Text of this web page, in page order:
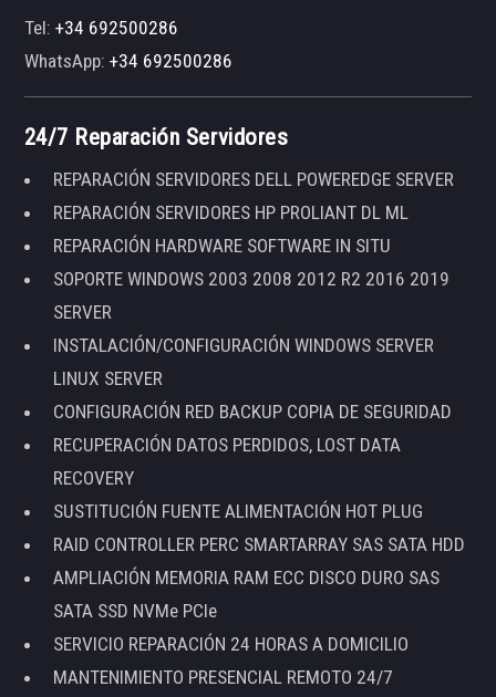
Tel:+34 692500286
WhatsApp:+34 692500286
24/7 Reparación Servidores
REPARACIÓN SERVIDORES DELL POWEREDGE SERVER
REPARACIÓN SERVIDORES HP PROLIANT DL ML
REPARACIÓN HARDWARE SOFTWARE IN SITU
SOPORTE WINDOWS 2003 2008 2012 R2 2016 2019
SERVER
INSTALACIÓN/CONFIGURACIÓN WINDOWS SERVER
LINUX SERVER
CONFIGURACIÓN RED BACKUP COPIA DE SEGURIDAD
RECUPERACIÓN DATOS PERDIDOS, LOST DATA
RECOVERY
SUSTITUCIÓN FUENTE ALIMENTACIÓN HOT PLUG
RAID CONTROLLER PERC SMARTARRAY SAS SATA HDD
AMPLIACIÓN MEMORIA RAM ECC DISCO DURO SAS
SATA SSD NVMe PCIe
SERVICIO REPARACIÓN 24 HORAS A DOMICILIO
MANTENIMIENTO PRESENCIAL REMOTO 24/7